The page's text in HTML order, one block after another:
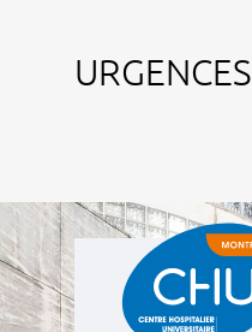
URGENCES